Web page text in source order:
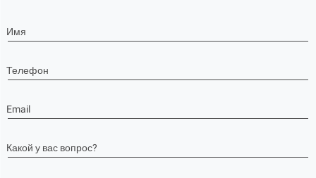
Имя
Телефон
Email
Какой у вас вопрос?